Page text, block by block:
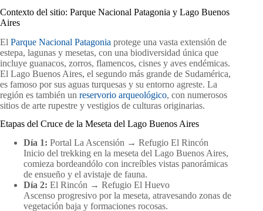
Contexto del sitio: Parque Nacional Patagonia y Lago Buenos
Aires
El Parque Nacional Patagonia protege una vasta extensión de
estepa, lagunas y mesetas, con una biodiversidad única que
incluye guanacos, zorros, flamencos, cisnes y aves endémicas.
El Lago Buenos Aires, el segundo más grande de Sudamérica,
es famoso por sus aguas turquesas y su entorno agreste. La
región es también un reservorio arqueológico, con numerosos
sitios de arte rupestre y vestigios de culturas originarias.
Etapas del Cruce de la Meseta del Lago Buenos Aires
Día 1: Portal La Ascensión → Refugio El Rincón
Inicio del trekking en la meseta del Lago Buenos Aires,
comieza bordeandólo con increíbles vistas panorámicas
de ensueño y el avistaje de fauna.
Día 2: El Rincón → Refugio El Huevo
Ascenso progresivo por la meseta, atravesando zonas de
vegetación baja y formaciones rocosas.